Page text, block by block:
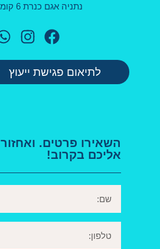
נתניה אגם כנרת 6 קומה שניה
לתיאום פגישת ייעוץ
השאירו פרטים. ואחזור
אליכם בקרוב!